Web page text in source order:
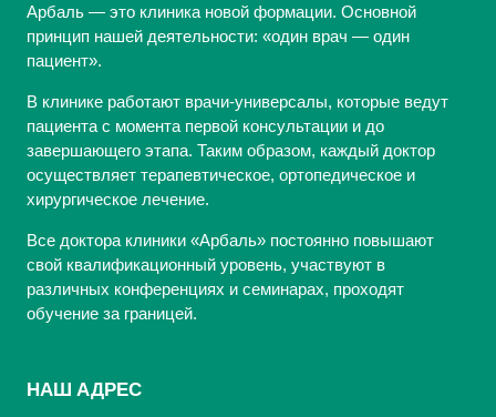
Арбаль — это клиника новой формации. Основной
принцип нашей деятельности: «один врач — один
пациент».
В клинике работают врачи-универсалы, которые ведут
пациента с момента первой консультации и до
завершающего этапа. Таким образом, каждый доктор
осуществляет терапевтическое, ортопедическое и
хирургическое лечение.
Все доктора клиники «Арбаль» постоянно повышают
свой квалификационный уровень, участвуют в
различных конференциях и семинарах, проходят
обучение за границей.
НАШ АДРЕС